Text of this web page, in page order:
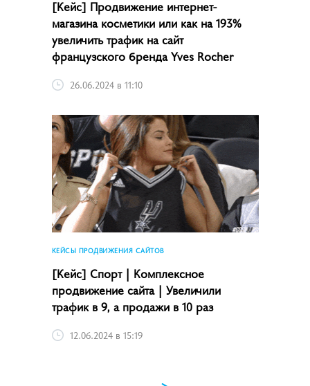
[Кейс] Продвижение интернет-
магазина косметики или как на 193%
увеличить трафик на сайт
французского бренда Yves Rocher
26.06.2024 в 11:10
КЕЙСЫ ПРОДВИЖЕНИЯ САЙТОВ
[Кейс] Спорт | Комплексное
продвижение сайта | Увеличили
трафик в 9, а продажи в 10 раз
12.06.2024 в 15:19